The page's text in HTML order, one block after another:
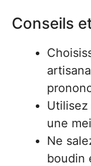
Conseils
une
Ne
boudin